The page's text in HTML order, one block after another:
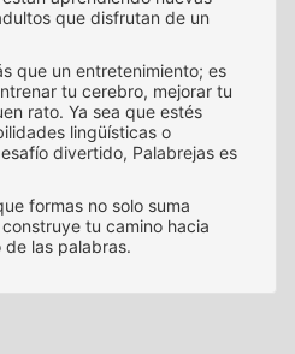
que disfrutan de un
que un entretenimiento; es
tu cerebro, mejorar tu
rato. Ya sea que estés
lingüísticas o
divertido, Palabrejas es
formas no solo suma
tu camino hacia
las palabras.